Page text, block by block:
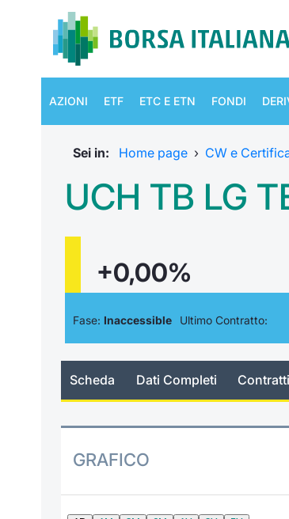
AZIONI ETF ETC E ETN FONDI
Sei in: Home page › CW e
UCH TB LG
+0,00%
Fase: Inaccessible Ultimo Contratto:
Scheda Dati Completi Contratti
GRAFICO